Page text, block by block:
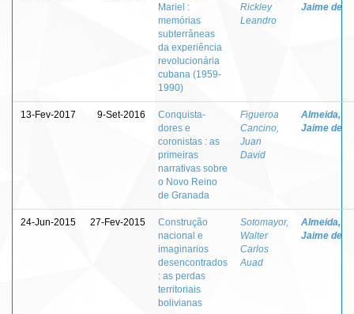
Mariel :
memórias
subterrâneas
da experiência
revolucionária
cubana (1959-
1990)
Rickley
Leandro
Jaime de
13-Fev-2017 9-Set-2016
Conquista-
dores e
coronistas : as
primeiras
narrativas sobre
o Novo Reino
de Granada
Figueroa
Cancino,
Juan
David
Almeida,
Jaime de
24-Jun-2015 27-Fev-2015
Construção
nacional e
imaginarios
desencontrados
: as perdas
territoriais
bolivianas
Sotomayor,
Walter
Carlos
Auad
Almeida,
Jaime de